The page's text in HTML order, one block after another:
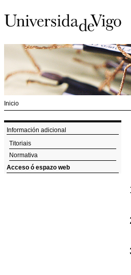
Inicio
Información adicional
Titoriais
Normativa
Acceso ó espazo web